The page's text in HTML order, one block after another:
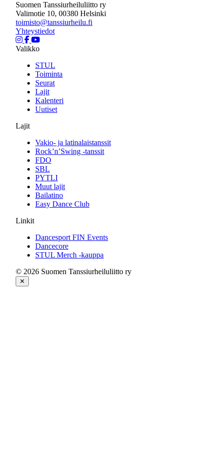
Suomen Tanssiurheiluliitto ry
Valimotie 10, 00380 Helsinki
toimisto@tanssiurheilu.fi
Yhteystiedot
Valikko
STUL
Toiminta
Seurat
Lajit
Kalenteri
Uutiset
Lajit
Vakio- ja latinalaistanssit
Rock’n’Swing -tanssit
FDO
SBL
PYTLI
Muut lajit
Bailatino
Easy Dance Club
Linkit
Dancesport FIN Events
Dancecore
STUL Merch -kauppa
© 2026 Suomen Tanssiurheiluliitto ry
✕